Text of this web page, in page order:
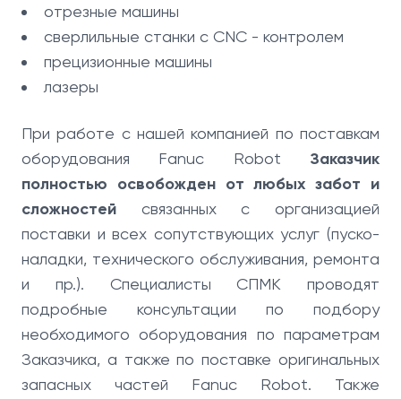
отрезные машины
сверлильные станки с CNC - контролем
прецизионные машины
лазеры
При работе с нашей компанией по поставкам
оборудования Fanuc Robot Заказчик
полностью освобожден от любых забот и
сложностей связанных с организацией
поставки и всех сопутствующих услуг (пуско-
наладки, технического обслуживания, ремонта
и пр.). Специалисты СПМК проводят
подробные консультации по подбору
необходимого оборудования по параметрам
Заказчика, а также по поставке оригинальных
запасных частей Fanuc Robot. Также